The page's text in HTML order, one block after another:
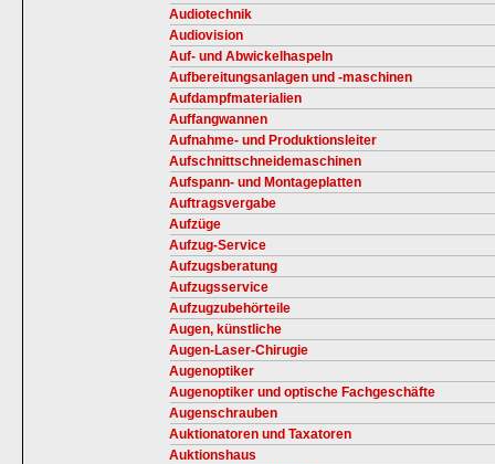
Audiotechnik
Audiovision
Auf- und Abwickelhaspeln
Aufbereitungsanlagen und -maschinen
Aufdampfmaterialien
Auffangwannen
Aufnahme- und Produktionsleiter
Aufschnittschneidemaschinen
Aufspann- und Montageplatten
Auftragsvergabe
Aufzüge
Aufzug-Service
Aufzugsberatung
Aufzugsservice
Aufzugzubehörteile
Augen, künstliche
Augen-Laser-Chirugie
Augenoptiker
Augenoptiker und optische Fachgeschäfte
Augenschrauben
Auktionatoren und Taxatoren
Auktionshaus